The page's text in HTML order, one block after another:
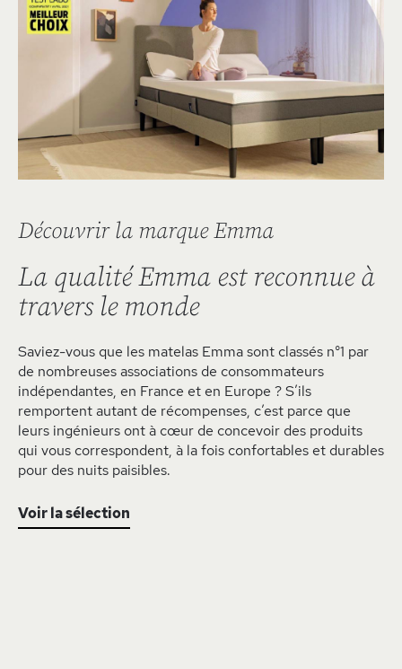
Découvrir la marque Emma
La qualité Emma est reconnue à
travers le monde
Saviez-vous que les matelas Emma sont classés n°1 par
de nombreuses associations de consommateurs
indépendantes, en France et en Europe ? S’ils
remportent autant de récompenses, c’est parce que
leurs ingénieurs ont à cœur de concevoir des produits
qui vous correspondent, à la fois confortables et durables
pour des nuits paisibles.
Voir la sélection